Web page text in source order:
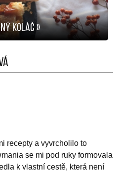
koláč »
recepty a vyvrcholilo to
se mi pod ruky formovala
k vlastní cestě, která není